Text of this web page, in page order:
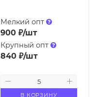
Мелкий опт
900₽/шт
Крупный опт
840₽/шт
В КОРЗИНУ